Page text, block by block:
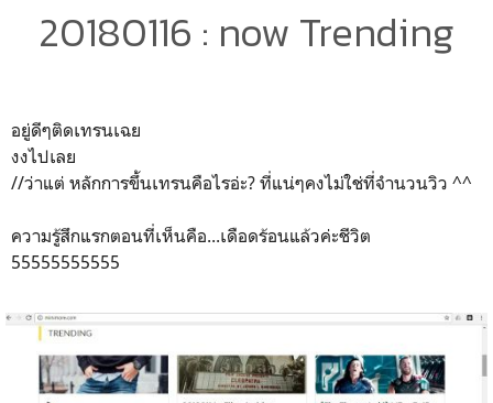
20180116 : now Trending
อยู่ดีๆติดเทรนเฉย
งงไปเลย
//ว่าแต่ หลักการขึ้นเทรนคือไรอ่ะ? ที่แน่ๆคงไม่ใช่ที่จำนวนวิว ^^
ความรู้สึกแรกตอนที่เห็นคือ...เดือดร้อนแล้วค่ะชีวิต
55555555555